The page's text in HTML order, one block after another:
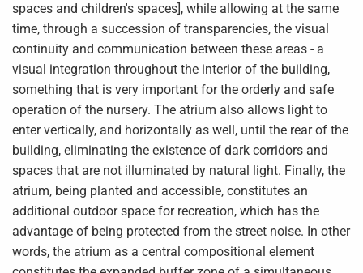
spaces and children's spaces], while allowing at the same
time, through a succession of transparencies, the visual
continuity and communication between these areas - a
visual integration throughout the interior of the building,
something that is very important for the orderly and safe
operation of the nursery. The atrium also allows light to
enter vertically, and horizontally as well, until the rear of the
building, eliminating the existence of dark corridors and
spaces that are not illuminated by natural light. Finally, the
atrium, being planted and accessible, constitutes an
additional outdoor space for recreation, which has the
advantage of being protected from the street noise. In other
words, the atrium as a central compositional element